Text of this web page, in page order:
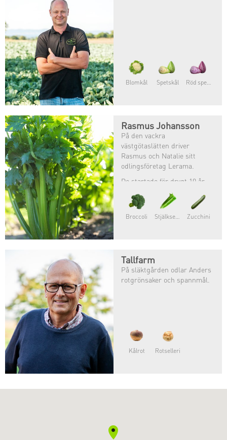
Blomkål Spetskål Röd spetskål
Rasmus Johansson
På den vackra
västgötaslätten driver
Rasmus och Natalie sitt
odlingsföretag Lerama.
De startade för drygt 10 år
sedan och odlar enbart
ekologiskt. Förutom
spannmål och potatis så
odlar de broccoli, fänkål och
Broccoli Stjälkselleri Zucchini
Tallfarm
På släktgården odlar Anders
rotgrönsaker och spannmål.
Kålrot Rotselleri